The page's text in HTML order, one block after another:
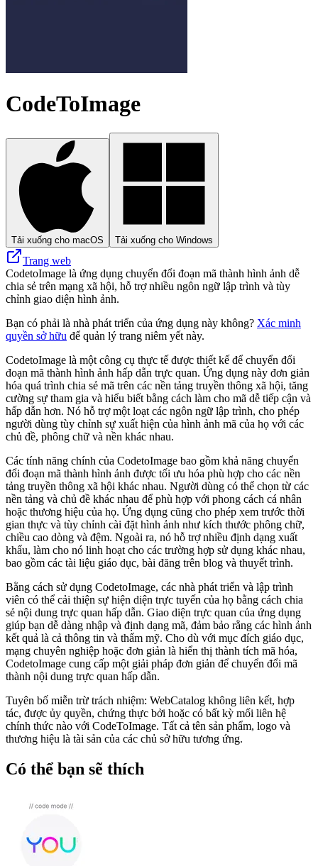
CodeToImage
Tải xuống cho macOS Tải xuống cho Windows
Trang web
CodetoImage là ứng dụng chuyển đổi đoạn mã thành hình ảnh dễ
chia sẻ trên mạng xã hội, hỗ trợ nhiều ngôn ngữ lập trình và tùy
chỉnh giao diện hình ảnh.
Bạn có phải là nhà phát triển của ứng dụng này không? Xác minh
quyền sở hữu để quản lý trang niêm yết này.
CodetoImage là một công cụ thực tế được thiết kế để chuyển đổi
đoạn mã thành hình ảnh hấp dẫn trực quan. Ứng dụng này đơn giản
hóa quá trình chia sẻ mã trên các nền tảng truyền thông xã hội, tăng
cường sự tham gia và hiểu biết bằng cách làm cho mã dễ tiếp cận và
hấp dẫn hơn. Nó hỗ trợ một loạt các ngôn ngữ lập trình, cho phép
người dùng tùy chỉnh sự xuất hiện của hình ảnh mã của họ với các
chủ đề, phông chữ và nền khác nhau.
Các tính năng chính của CodetoImage bao gồm khả năng chuyển
đổi đoạn mã thành hình ảnh được tối ưu hóa phù hợp cho các nền
tảng truyền thông xã hội khác nhau. Người dùng có thể chọn từ các
nền tảng và chủ đề khác nhau để phù hợp với phong cách cá nhân
hoặc thương hiệu của họ. Ứng dụng cũng cho phép xem trước thời
gian thực và tùy chỉnh cài đặt hình ảnh như kích thước phông chữ,
chiều cao dòng và đệm. Ngoài ra, nó hỗ trợ nhiều định dạng xuất
khẩu, làm cho nó linh hoạt cho các trường hợp sử dụng khác nhau,
bao gồm các tài liệu giáo dục, bài đăng trên blog và thuyết trình.
Bằng cách sử dụng CodetoImage, các nhà phát triển và lập trình
viên có thể cải thiện sự hiện diện trực tuyến của họ bằng cách chia
sẻ nội dung trực quan hấp dẫn. Giao diện trực quan của ứng dụng
giúp bạn dễ dàng nhập và định dạng mã, đảm bảo rằng các hình ảnh
kết quả là cả thông tin và thẩm mỹ. Cho dù với mục đích giáo dục,
mạng chuyên nghiệp hoặc đơn giản là hiển thị thành tích mã hóa,
CodetoImage cung cấp một giải pháp đơn giản để chuyển đổi mã
thành nội dung trực quan hấp dẫn.
Tuyên bố miễn trừ trách nhiệm: WebCatalog không liên kết, hợp
tác, được ủy quyền, chứng thực bởi hoặc có bất kỳ mối liên hệ
chính thức nào với CodeToImage. Tất cả tên sản phẩm, logo và
thương hiệu là tài sản của các chủ sở hữu tương ứng.
Có thể bạn sẽ thích